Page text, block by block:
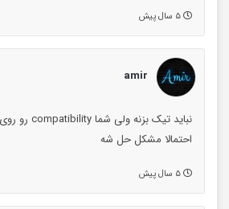
amir
احتمالا مشکل حل شه